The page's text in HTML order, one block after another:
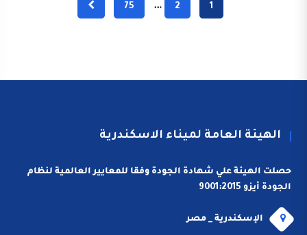
1
2
…
75
الهيئة العامة لميناء الاسكندرية
حصلت الهيئة علي شهادة الجودة وفقا للمعايير العالمية لنظام
الجودة أيزو 9001:2015
الإسكندرية _ مصر